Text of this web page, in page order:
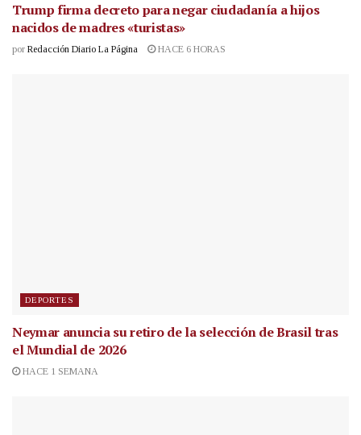
Trump firma decreto para negar ciudadanía a hijos
nacidos de madres «turistas»
por Redacción Diario La Página HACE 6 HORAS
DEPORTES
Neymar anuncia su retiro de la selección de Brasil tras
el Mundial de 2026
HACE 1 SEMANA